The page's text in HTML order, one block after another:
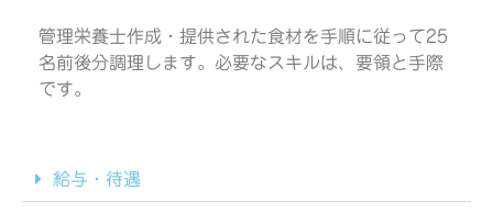
管理栄養士作成・提供された食材を手順に従って25
名前後分調理します。必要なスキルは、要領と手際
です。
給与・待遇